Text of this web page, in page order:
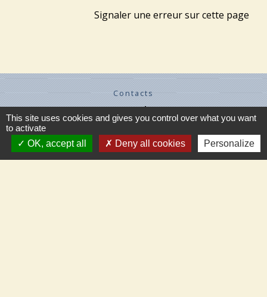
Signaler une erreur sur cette page
Contacts
Commune de Dry
25, place de la Mairie
+33 2 38 45 71 07
Contact par formulaire
This site uses cookies and gives you control over what you want
to activate
OK, accept all
Deny all cookies Personalize